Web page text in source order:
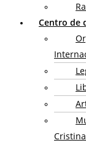
Centro de